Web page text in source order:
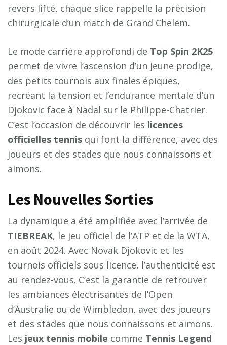
revers lifté, chaque slice rappelle la précision
chirurgicale d’un match de Grand Chelem.
Le mode carrière approfondi de Top Spin 2K25
permet de vivre l’ascension d’un jeune prodige,
des petits tournois aux finales épiques,
recréant la tension et l’endurance mentale d’un
Djokovic face à Nadal sur le Philippe-Chatrier.
C’est l’occasion de découvrir les licences
officielles tennis qui font la différence, avec des
joueurs et des stades que nous connaissons et
aimons.
Les Nouvelles Sorties
La dynamique a été amplifiée avec l’arrivée de
TIEBREAK, le jeu officiel de l’ATP et de la WTA,
en août 2024. Avec Novak Djokovic et les
tournois officiels sous licence, l’authenticité est
au rendez-vous. C’est la garantie de retrouver
les ambiances électrisantes de l’Open
d’Australie ou de Wimbledon, avec des joueurs
et des stades que nous connaissons et aimons.
Les jeux tennis mobile comme Tennis Legend